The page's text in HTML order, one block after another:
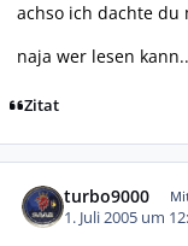
achso ich dachte
naja wer lesen
Zitat
turbo9000
1. Juli 2005 um